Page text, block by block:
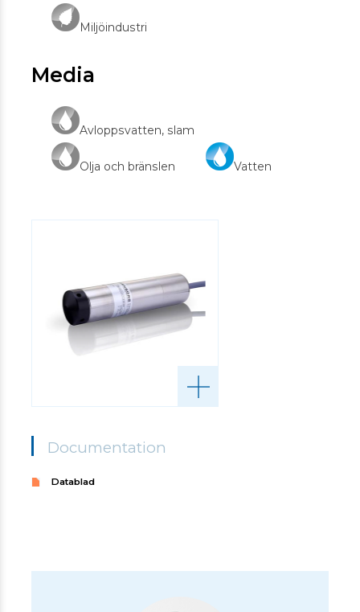
Miljöindustri
Media
Avloppsvatten, slam
Olja och bränslen Vatten
Documentation
Datablad